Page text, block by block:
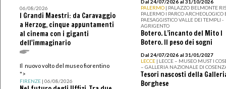
06/08/2026
I Grandi Maestri: da Caravaggio
a Herzog, cinque appuntamenti
al cinema con i giganti
dell'immaginario
Il nuovo volto del museo fiorentino
">
FIRENZE| 06/08/2026
Dal 24/07/2026 al 31/10/2026
PALERMO | PALAZZO BELMONTE
PALERMO I PARCO ARCHEOLOGICO
PAESAGGISTICO VALLE DEI TEMPLI -
AGRIGENTO
Botero. L’incanto del Mito I
Botero. Il peso dei sogni
Dal 24/07/2026 al 31/01/2027
LECCE | LECCE – MUSEO MUST I
– GALLERIA NAZIONALE DI
Tesori nascosti della
Borghese